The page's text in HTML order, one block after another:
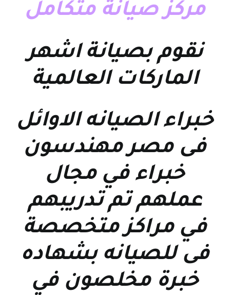
مركز صيانة متكامل
نقوم بصيانة اشهر
الماركات العالمية
خبراء الصيانه الاوائل
فى مصر مهندسون
خبراء في مجال
عملهم تم تدريبهم
في مراكز متخصصة
فى للصيانه بشهاده
خبرة مخلصون في